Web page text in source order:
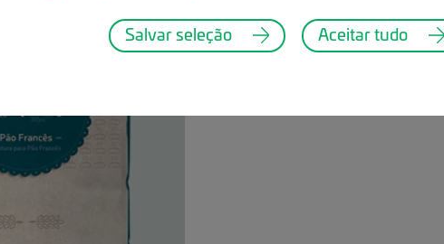
Salvar seleção Aceitar tudo